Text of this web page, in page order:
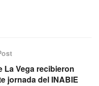
La Vega recibieron
jornada del INABIE